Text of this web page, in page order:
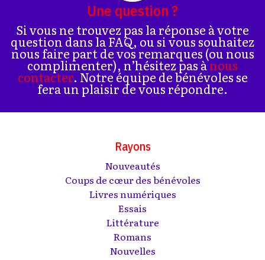
Une question ?
Si vous ne trouvez pas la réponse à votre
question dans la FAQ, ou si vous souhaitez
nous faire part de vos remarques (ou nous
complimenter), n’hésitez pas ànous
contacter. Notre équipe de bénévoles se
fera un plaisir de vous répondre.
Rayons
Nouveautés
Coups de cœur des bénévoles
Livres numériques
Essais
Littérature
Romans
Nouvelles